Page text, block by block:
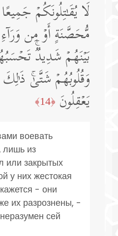
لَا یُقَـٰتِلُونَكُمۡ
مُّحَصَّنَةٍ أَوۡ مِن
بَیۡنَهُمۡ شَدِیدࣱۚ
وَقُلُوبُهُمۡ شَتَّىٰۚ ذَ ٰ⁠لِكَ
یَعۡقِلُونَ ﴿14﴾
воевать
лишь из
или закрытых
у них жестокая
- они
их разрознены, -
сей